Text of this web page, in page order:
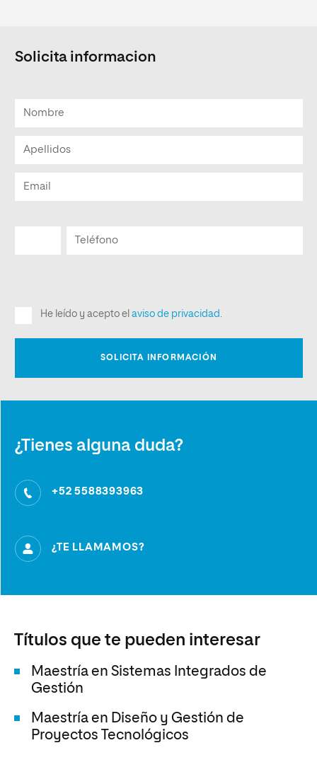
Solicita informacion
¿Tienes alguna duda?
+52 5588393963
¿TE LLAMAMOS?
Títulos que te pueden interesar
Maestría en Sistemas Integrados de
Gestión
Maestría en Diseño y Gestión de
Proyectos Tecnológicos